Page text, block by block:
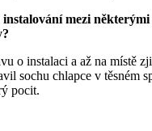
mezi
o instalaci a až na místě
sochu chlapce v těsném
pocit.